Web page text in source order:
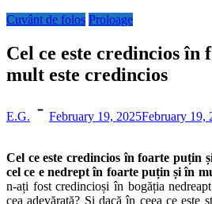
Cuvânt de folos Proloage
Cel ce este credincios în
mult este credincios
E.G. February 19, 2025February 19,
Cel ce este credincios în foarte puțin
cel ce e nedrept în foarte puțin și în
n-ați fost credincioși în bogăția
cea adevărată? Și dacă în ceea ce este